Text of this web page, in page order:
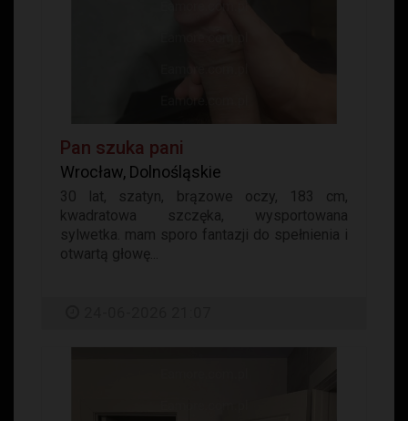
Pan szuka pani
Wrocław, Dolnośląskie
30 lat, szatyn, brązowe oczy, 183 cm,
kwadratowa szczęka, wysportowana
sylwetka. mam sporo fantazji do spełnienia i
otwartą głowę...